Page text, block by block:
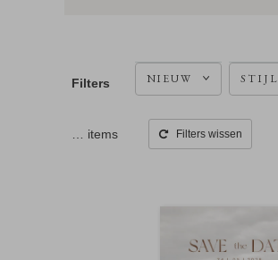
Filters NIEUW STIJL
items Filters wissen